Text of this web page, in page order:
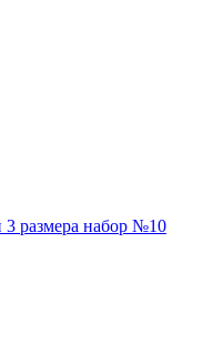
размера набор №10